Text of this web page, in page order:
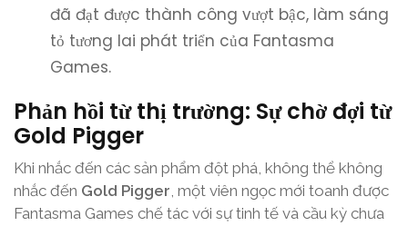
đã đạt được thành công vượt bậc, làm sáng
tỏ tương lai phát triển của Fantasma
Games.
Phản hồi từ thị trường: Sự chờ đợi từ
Gold Pigger
Khi nhắc đến các sản phẩm đột phá, không thể không
nhắc đến Gold Pigger, một viên ngọc mới toanh được
Fantasma Games chế tác với sự tinh tế và cầu kỳ chưa